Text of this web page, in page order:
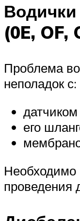
(0E, OF,
Проблема
неполадок с:
его
Необходимо
проведения